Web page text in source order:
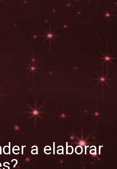
a elaborar